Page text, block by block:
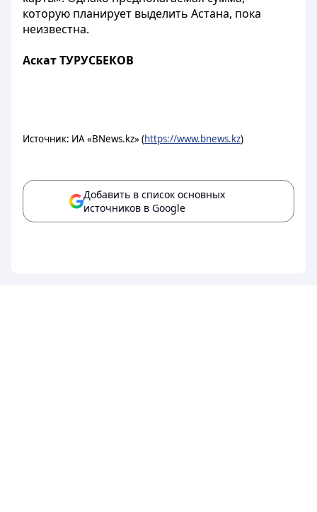
которую планирует выделить Астана, пока
неизвестна.
Аскат ТУРУСБЕКОВ
Источник: ИА «BNews.kz» (https://www.bnews.kz)
Добавить в список основных
источников в Google